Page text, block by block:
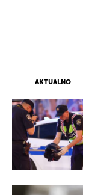
AKTUALNO